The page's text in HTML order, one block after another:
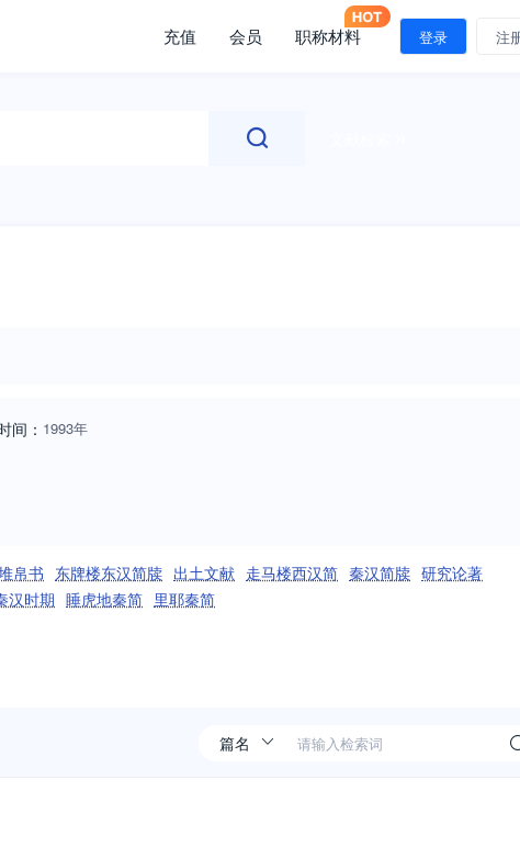
充值 会员 职称材料 登录 注
间： 1993年
帛书 东牌楼东汉简牍 出土文献 走马楼西汉简 秦汉简牍 研究论著
汉时期 睡虎地秦简 里耶秦简